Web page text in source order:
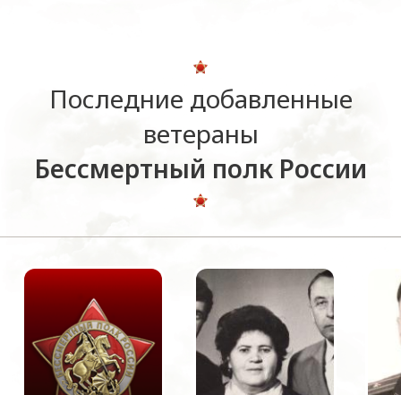
Последние добавленные
ветераны
Бессмертный полк России